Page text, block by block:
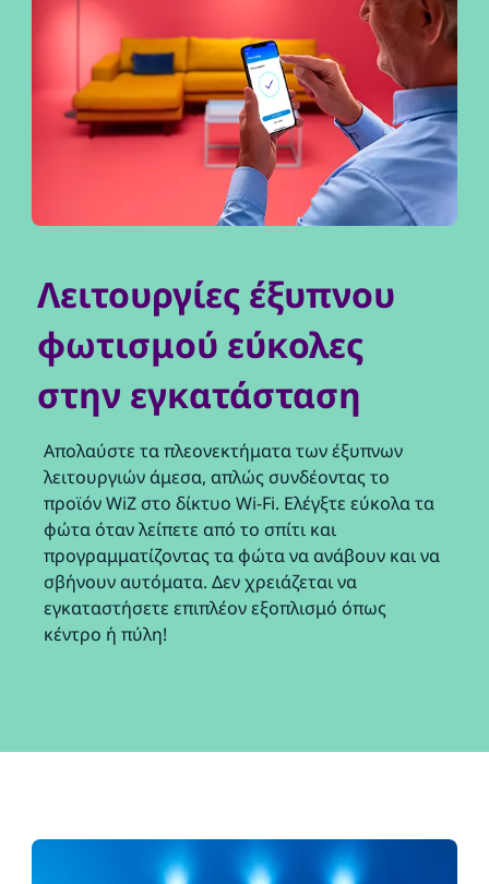
Λειτουργίες έξυπνου
φωτισμού εύκολες
στην εγκατάσταση
Απολαύστε τα πλεονεκτήματα των έξυπνων
λειτουργιών άμεσα, απλώς συνδέοντας το
προϊόν WiZ στο δίκτυο Wi-Fi. Ελέγξτε εύκολα τα
φώτα όταν λείπετε από το σπίτι και
προγραμματίζοντας τα φώτα να ανάβουν και να
σβήνουν αυτόματα. Δεν χρειάζεται να
εγκαταστήσετε επιπλέον εξοπλισμό όπως
κέντρο ή πύλη!